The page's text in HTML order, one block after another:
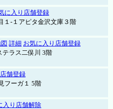
に入り店舗登録
１-１アピタ金沢文庫３階
詳細 お気に入り店舗登録
テラス二俣川 3階
舗登録
フーガ１ 5階
入り店舗解除